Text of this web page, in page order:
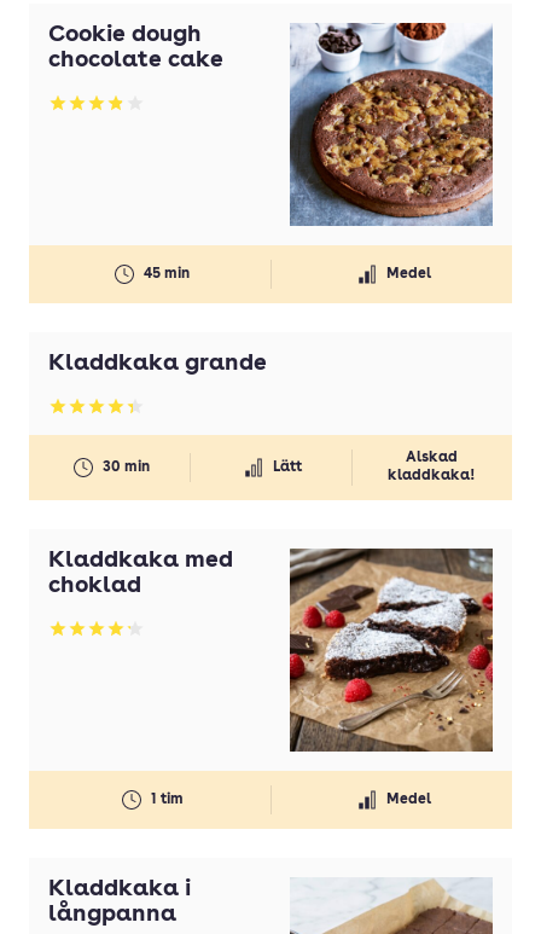
Cookie dough
chocolate cake
Betyg: 3.9 av 5
45 min Medel
Kladdkaka grande
Betyg: 4.32 av 5
30 min Lätt
Älskad
kladdkaka!
Kladdkaka med
choklad
Betyg: 4.2 av 5
1 tim Medel
Kladdkaka i
långpanna